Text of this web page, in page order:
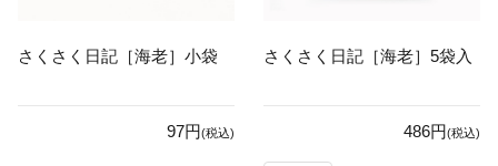
さくさく日記［海老］小袋
97円(税込)
さくさく日記［海老］5袋入
486円(税込)